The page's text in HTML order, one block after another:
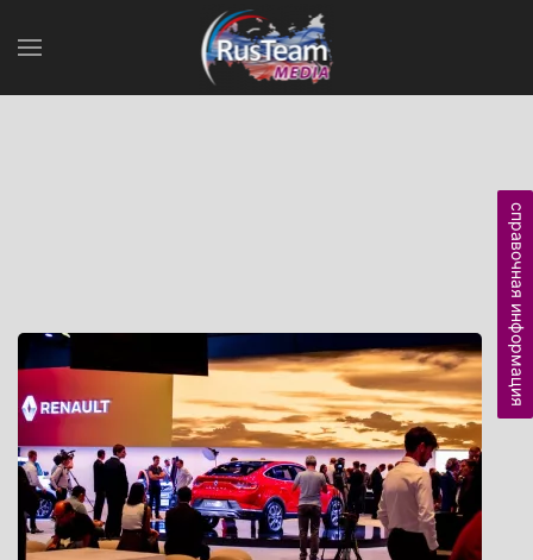
справочная информация